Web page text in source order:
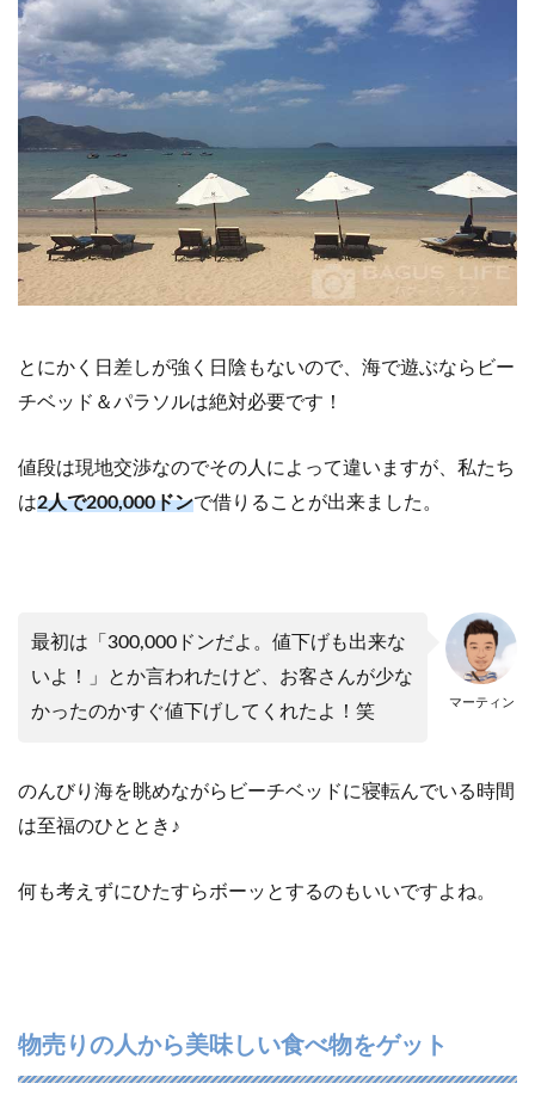
とにかく日差しが強く日陰もないので、海で遊ぶならビー
チベッド＆パラソルは絶対必要です！
値段は現地交渉なのでその人によって違いますが、私たち
は2人で200,000ドンで借りることが出来ました。
マーティン
最初は「300,000ドンだよ。値下げも出来な
いよ！」とか言われたけど、お客さんが少な
かったのかすぐ値下げしてくれたよ！笑
のんびり海を眺めながらビーチベッドに寝転んでいる時間
は至福のひととき♪
何も考えずにひたすらボーッとするのもいいですよね。
物売りの人から美味しい食べ物をゲット